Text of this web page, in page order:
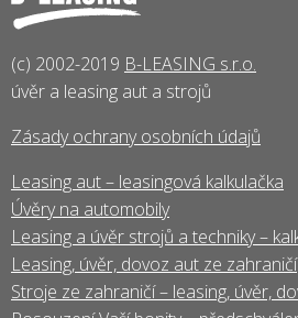
(c) 2002-2019 B-LEASING s.r.o.
úvěr a leasing aut a strojů
Zásady ochrany osobních údajů
Leasing aut – leasingová kalkulačka
Úvěry na automobily
Leasing a úvěr strojů a techniky –
Leasing, úvěr, dovoz aut ze zahraničí
Stroje ze zahraničí – leasing, úvěr,